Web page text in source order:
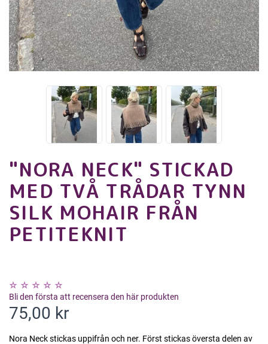
"NORA NECK" STICKAD
MED TVÅ TRÅDAR TYNN
SILK MOHAIR FRÅN
PETITEKNIT
Bli den första att recensera den här produkten
75,00 kr
Nora Neck stickas uppifrån och ner. Först stickas översta delen av